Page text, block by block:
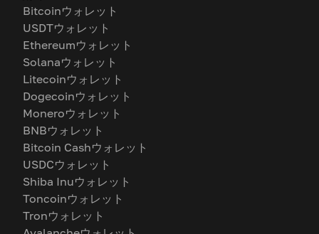
Bitcoinウォレット
USDTウォレット
Ethereumウォレット
Solanaウォレット
Litecoinウォレット
Dogecoinウォレット
Moneroウォレット
BNBウォレット
Bitcoin Cashウォレット
USDCウォレット
Shiba Inuウォレット
Toncoinウォレット
Tronウォレット